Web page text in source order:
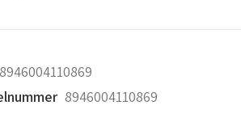
is:
€28,75.
8946004110869
8946004110869